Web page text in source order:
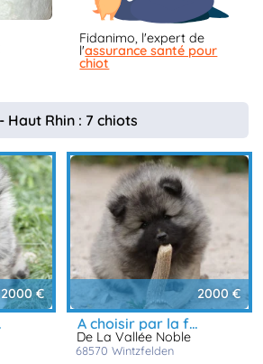
Fidanimo, l'expert de
l'assurance santé pour
chiot
Haut Rhin : 7 chiots
2000 € 2000 €
a choisir par la famille avant vaccin et identific
De La Vallée Noble
68570 wintzfelden